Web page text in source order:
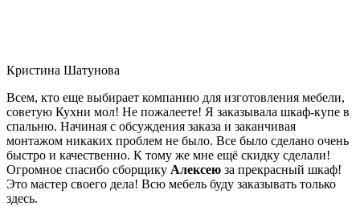
Кристина Шатунова
Всем, кто еще выбирает компанию для изготовления мебели,
советую Кухни мол! Не пожалеете! Я заказывала шкаф-купе в
спальню. Начиная с обсуждения заказа и заканчивая
монтажом никаких проблем не было. Все было сделано очень
быстро и качественно. К тому же мне ещё скидку сделали!
Огромное спасибо сборщику Алексею за прекрасный шкаф!
Это мастер своего дела! Всю мебель буду заказывать только
здесь.